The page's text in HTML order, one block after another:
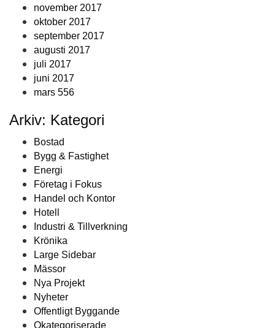
november 2017
oktober 2017
september 2017
augusti 2017
juli 2017
juni 2017
mars 556
Arkiv: Kategori
Bostad
Bygg & Fastighet
Energi
Företag i Fokus
Handel och Kontor
Hotell
Industri & Tillverkning
Krönika
Large Sidebar
Mässor
Nya Projekt
Nyheter
Offentligt Byggande
Okategoriserade